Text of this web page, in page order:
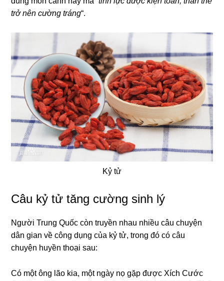
trở nên cường tráng“.
Kỷ tử
Câu kỷ tử tăng cường sinh lý
Người Trung Quốc còn truyền nhau nhiều câu chuyện
dân gian về công dụng của kỷ tử, trong đó có câu
chuyện huyền thoại sau:
Có một ông lão kia, một ngày nọ gặp được Xích Cước